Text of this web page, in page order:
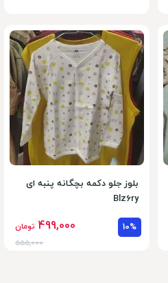
بلوز جلو دکمه بچگانه پنبه ای
Blz6ry
10%
499,000 تومان
555,000